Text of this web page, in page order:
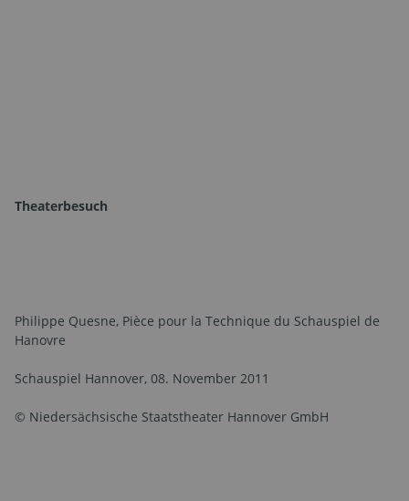
Theaterbesuch
Philippe Quesne, Pièce pour la Technique du Schauspiel de
Hanovre
Schauspiel Hannover, 08. November 2011
© Niedersächsische Staatstheater Hannover GmbH